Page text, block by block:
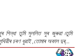
পিন্ধা তুমি সুললিত সুৰ জুৰুৱা ৷তুমি
চৰণ ধুৱাই ,তোমাৰ অকাল দুৰ্...